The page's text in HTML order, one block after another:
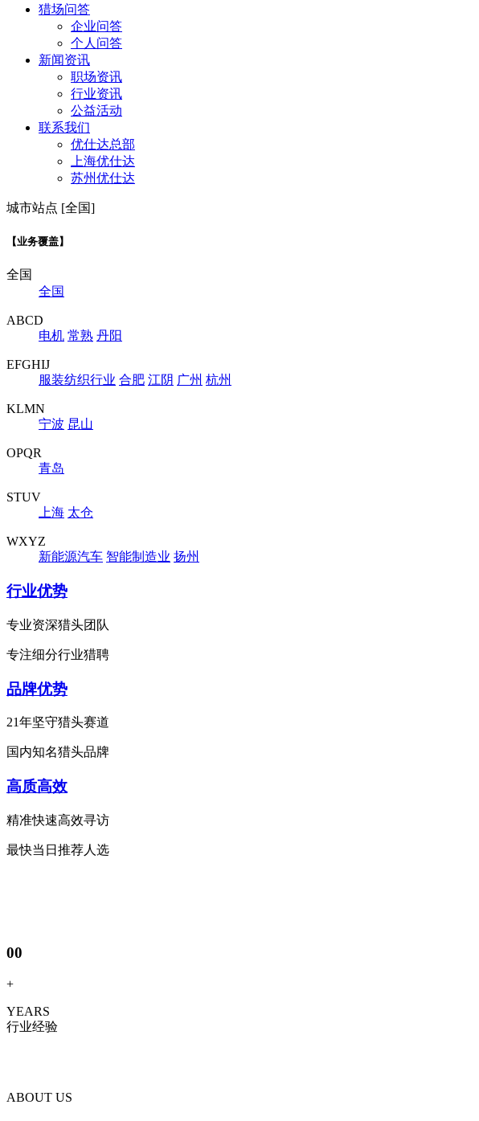
猎场问答
企业问答
个人问答
新闻资讯
职场资讯
行业资讯
公益活动
联系我们
优仕达总部
上海优仕达
苏州优仕达
城市站点 [全国]
【业务覆盖】
全国
全国
ABCD
电机 常熟 丹阳
EFGHIJ
服装纺织行业 合肥 江阴 广州 杭州
KLMN
宁波 昆山
OPQR
青岛
STUV
上海 太仓
WXYZ
新能源汽车 智能制造业 扬州
行业优势
专业资深猎头团队
专注细分行业猎聘
品牌优势
21年坚守猎头赛道
国内知名猎头品牌
高质高效
精准快速高效寻访
最快当日推荐人选
00
+
YEARS
行业经验
ABOUT US